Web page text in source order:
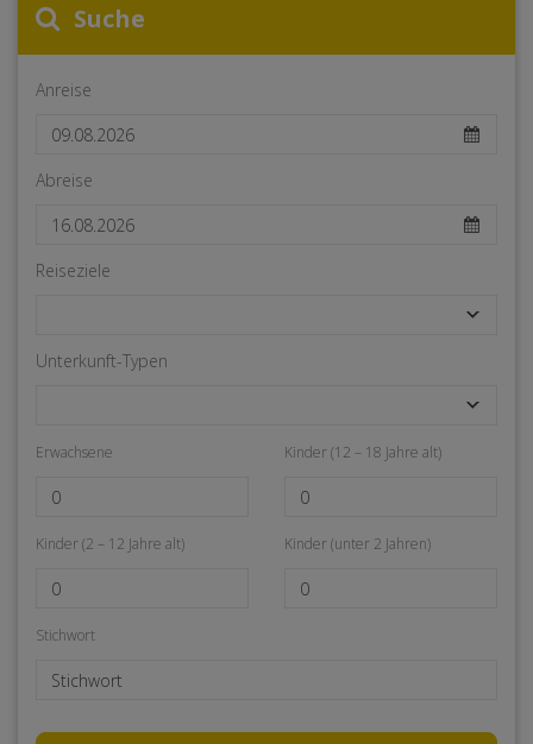
Suche
Anreise
Abreise
Reiseziele
Unterkunft-Typen
Erwachsene Kinder (12 – 18 Jahre alt)
Kinder (2 – 12 Jahre alt) Kinder (unter 2 Jahren)
Stichwort